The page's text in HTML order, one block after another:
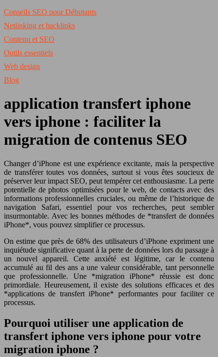
Conseils SEO pour Débutants
Netlinking et backlinks
Contenu et SEO
Outils essentiels
Web design
Blog
application transfert iphone
vers iphone : faciliter la
migration de contenus SEO
Changer d’iPhone est une expérience excitante, mais la perspective
de transférer toutes vos données, surtout si vous êtes soucieux de
préserver leur impact SEO, peut tempérer cet enthousiasme. La perte
potentielle de photos optimisées pour le web, de contacts avec des
informations professionnelles cruciales, ou même de l’historique de
navigation Safari, essentiel pour vos recherches, peut sembler
insurmontable. Avec les bonnes méthodes de *transfert de données
iPhone*, vous pouvez simplifier ce processus.
On estime que près de 68% des utilisateurs d’iPhone expriment une
inquiétude significative quant à la perte de données lors du passage à
un nouvel appareil. Cette anxiété est légitime, car le contenu
accumulé au fil des ans a une valeur considérable, tant personnelle
que professionnelle. Une *migration iPhone* réussie est donc
primordiale. Heureusement, il existe des solutions efficaces et des
*applications de transfert iPhone* performantes pour faciliter ce
processus.
Pourquoi utiliser une application de
transfert iphone vers iphone pour votre
migration iphone ?